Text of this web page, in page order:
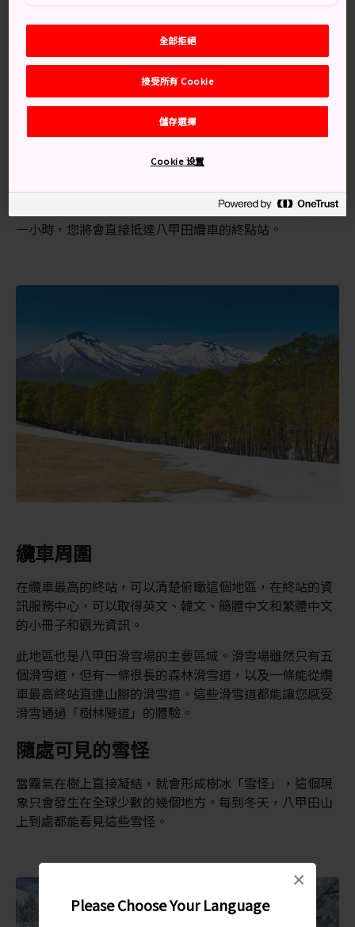
Please Choose Your Language
×
冬天的樹冰「雪怪」景象
滑雙板與滑雪板的世界級場地
八甲田纜車站是八甲田山地區的中央終點站，可從東北新
在新青森站，搭乘 JR 巴士到「纜車車站前」站，車程為
一小時，您將會直接抵達八甲田纜車的終點站。
纜車周圍
在纜車最高的終站，可以清楚俯瞰這個地區，在終站的資
訊服務中心，可以取得英文、韓文、簡體中文和繁體中文
的小冊子和觀光資訊。
此地區也是八甲田滑雪場的主要區域。滑雪場雖然只有五
個滑雪道，但有一條很長的森林滑雪道，以及一條能從纜
車最高終站直達山腳的滑雪道。這些滑雪道都能讓您感受
滑雪通過「樹林隧道」的體驗。
隨處可見的雪怪
當霧氣在樹上直接凝結，就會形成樹冰「雪怪」，這個現
象只會發生在全球少數的幾個地方。每到冬天，八甲田山
上到處都能看見這些雪怪。
全部拒絕
接受所有 Cookie
儲存選擇
Cookie 设置